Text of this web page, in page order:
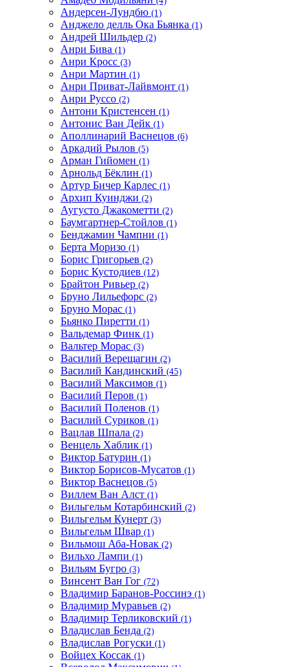
Андерсен-Лундбю (1)
Анджело делль Ока Бьянка (1)
Андрей Шильдер (2)
Анри Бива (1)
Анри Кросс (3)
Анри Мартин (1)
Анри Приват-Лайвмонт (1)
Анри Руссо (2)
Антони Кристенсен (1)
Антонис Ван Дейк (1)
Аполлинарий Васнецов (6)
Аркадий Рылов (5)
Арман Гийомен (1)
Арнольд Бёклин (1)
Артур Бичер Карлес (1)
Архип Куинджи (2)
Аугусто Джакометти (2)
Баумгартнер-Стойлов (1)
Бенджамин Чампни (1)
Берта Моризо (1)
Борис Григорьев (2)
Борис Кустодиев (12)
Брайтон Ривьер (2)
Бруно Лильефорс (2)
Бруно Морас (1)
Бьянко Пиретти (1)
Вальдемар Финк (1)
Вальтер Морас (3)
Василий Верещагин (2)
Василий Кандинский (45)
Василий Максимов (1)
Василий Перов (1)
Василий Поленов (1)
Василий Суриков (1)
Вацлав Шпала (2)
Венцель Хаблик (1)
Виктор Батурин (1)
Виктор Борисов-Мусатов (1)
Виктор Васнецов (5)
Виллем Ван Алст (1)
Вильгельм Котарбинский (2)
Вильгельм Кунерт (3)
Вильгельм Швар (1)
Вильмош Аба-Новак (2)
Вильхо Лампи (1)
Вильям Бугро (3)
Винсент Ван Гог (72)
Владимир Баранов-Россинэ (1)
Владимир Муравьев (2)
Владимир Терликовский (1)
Владислав Бенда (2)
Владислав Рогуски (1)
Войцех Коссак (1)